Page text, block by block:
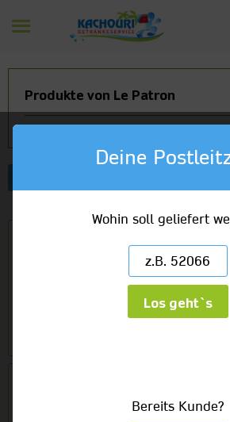
Produkte von Le Patron
1 x 1,0l Glas
Deine
Wohin soll geliefert
Los geht`s
Bereits Kunde?